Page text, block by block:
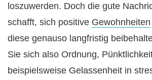
loszuwerden. Doch die gute
schafft, sich positive Gewohnheiten
diese genauso langfristig
Sie sich also Ordnung,
beispielsweise Gelassenheit in